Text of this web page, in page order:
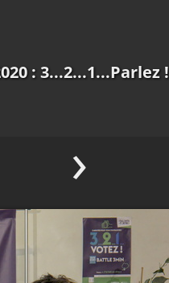
: 3...2...1...Parlez !
›